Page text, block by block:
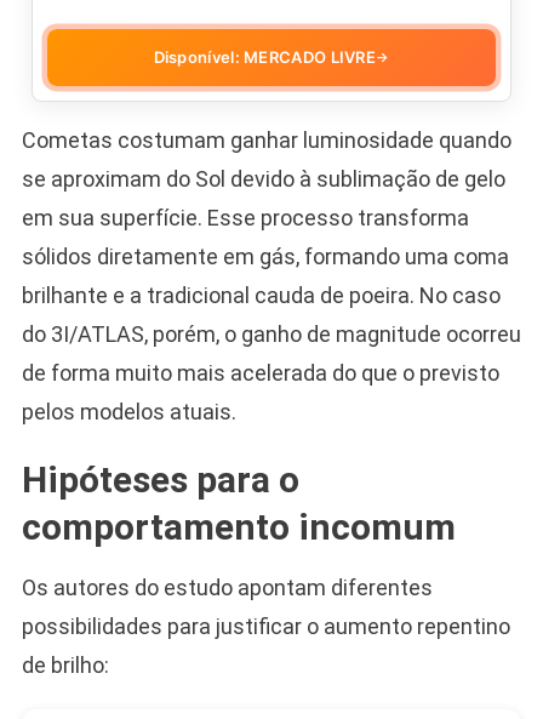
Disponível: MERCADO LIVRE→
Cometas costumam ganhar luminosidade quando
se aproximam do Sol devido à sublimação de gelo
em sua superfície. Esse processo transforma
sólidos diretamente em gás, formando uma coma
brilhante e a tradicional cauda de poeira. No caso
do 3I/ATLAS, porém, o ganho de magnitude ocorreu
de forma muito mais acelerada do que o previsto
pelos modelos atuais.
Hipóteses para o
comportamento incomum
Os autores do estudo apontam diferentes
possibilidades para justificar o aumento repentino
de brilho: